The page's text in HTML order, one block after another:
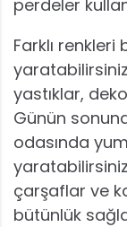
perdeler
Farklı
yastıklar,
Günün
odasında
çarşaflar ve
bütünlük